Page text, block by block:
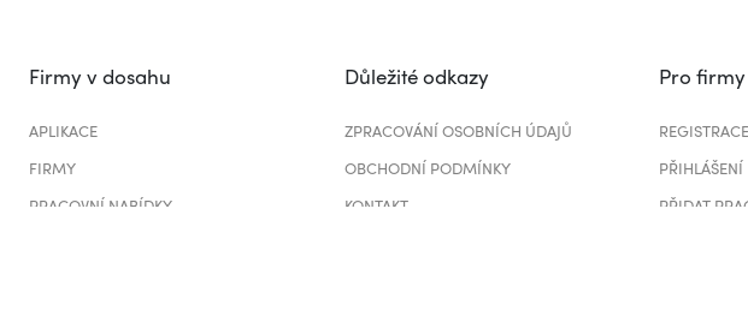
Firmy v dosahu
APLIKACE
FIRMY
PRACOVNÍ NABÍDKY
Důležité odkazy
ZPRACOVÁNÍ OSOBNÍCH ÚDAJŮ
OBCHODNÍ PODMÍNKY
KONTAKT
Pro firmy
REGISTRACE
PŘIHLÁŠENÍ
PŘIDAT